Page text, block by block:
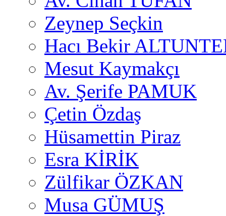
Zeynep Seçkin
Hacı Bekir
Mesut Kaymakçı
Av. Şerife PAMUK
Çetin Özdaş
Hüsamettin Piraz
Esra KİRİK
Zülfikar ÖZKAN
Musa GÜMUŞ